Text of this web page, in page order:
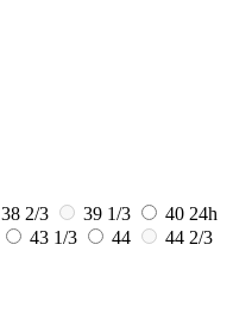
38 2/3 39 1/3 40 24h
43 1/3 44
44 2/3